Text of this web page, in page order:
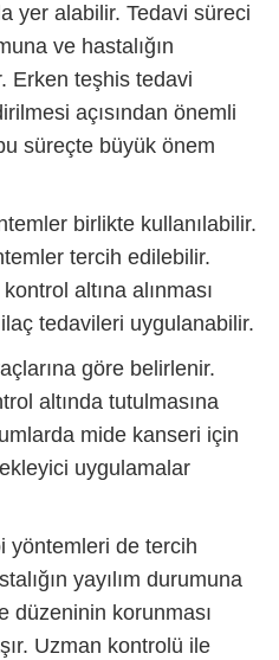
yer alabilir. Tedavi süreci
ve hastalığın
Erken teşhis tedavi
açısından önemli
süreçte büyük önem
birlikte kullanılabilir.
tercih edilebilir.
altına alınması
tedavileri uygulanabilir.
göre belirlenir.
altında tutulmasına
mide kanseri için
uygulamalar
yöntemleri de tercih
yayılım durumuna
düzeninin korunması
Uzman kontrolü ile